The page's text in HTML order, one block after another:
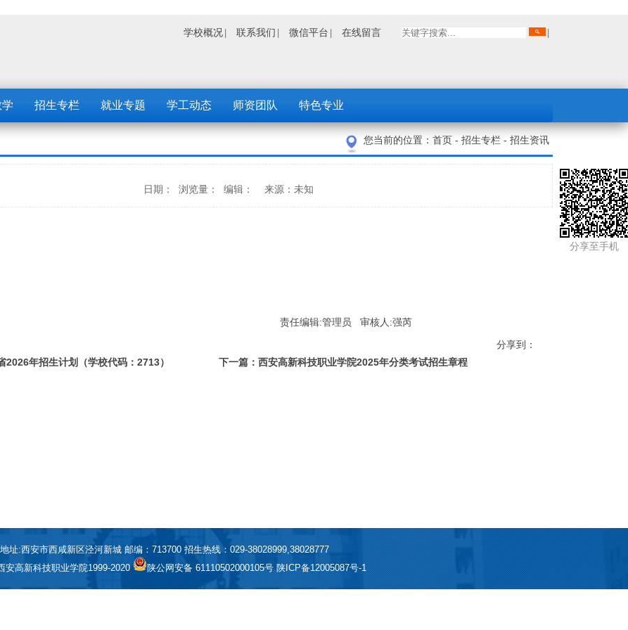
学校概况 联系我们 微信平台 在线留言
招生专栏 就业专题 学工动态 师资团队 特色专业
您当前的位置： 首页 - 招生专栏 - 招生资讯
分享至手机
日期： 浏览量： 编辑： 来源：未知
责任编辑:管理员 审核人:强芮
分享到：
2026年招生计划（学校代码：2713）
下一篇：西安高新科技职业学院2025年分类考试招生章程
址:西安市西咸新区泾河新城 邮编：713700 招生热线：029-38028999,38028777
安高新科技职业学院1999-2020
陕公网安备 61110502000105号陕ICP备12005087号-1